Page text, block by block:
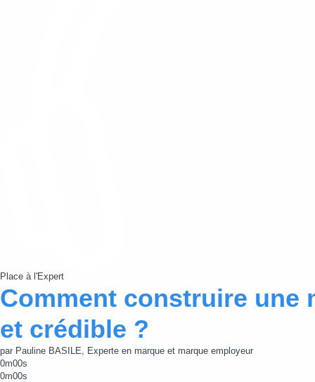
Place à l'Expert
Comment construire une
et crédible ?
par Pauline BASILE, Experte en marque et marque employeur
0m00s
0m00s